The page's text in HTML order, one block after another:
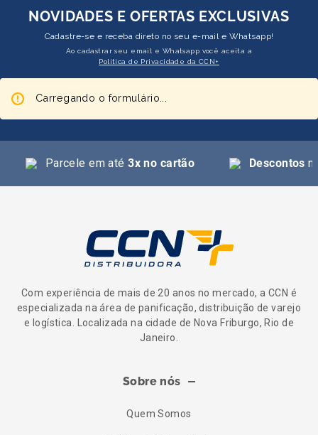
NOVIDADES E OFERTAS EXCLUSIVAS
Cadastre-se e receba direto no seu e-mail e Whatsapp!
Ao cadastrar seu email e Whatsapp você aceita a
Política de Privacidade da CCN+
Carregando o formulário...
Parcele em até3x no cartão Descontos
Com experiência de mais de 20 anos no mercado, a CCN é
especializada na área de panificação, distribuição de varejo
e logística. Localizada na cidade de Nova Friburgo, Rio de
Janeiro.
Sobre nós
Quem Somos